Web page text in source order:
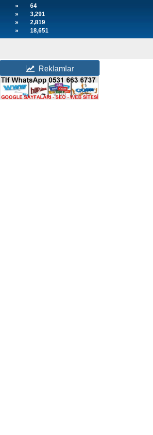
»
64
»
3,291
»
2,819
» 18,651
Reklamlar